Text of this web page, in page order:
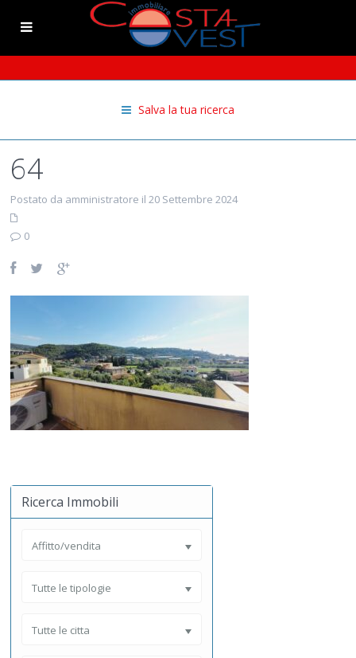
Salva la tua ricerca
64
Postato da amministratore il 20 Settembre 2024
0
Ricerca Immobili
Affitto/vendita
Tutte le tipologie
Tutte le citta